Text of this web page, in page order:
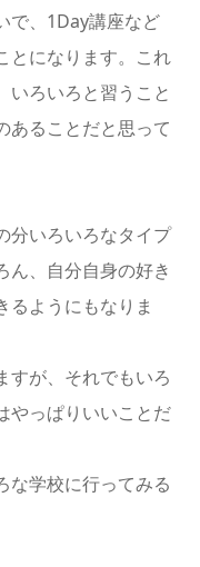
で、1Day講座など
とになります。これ
いろいろと習うこと
あることだと思って
分いろいろなタイプ
ん、自分自身の好き
るようにもなりま
すが、それでもいろ
やっぱりいいことだ
な学校に行ってみる